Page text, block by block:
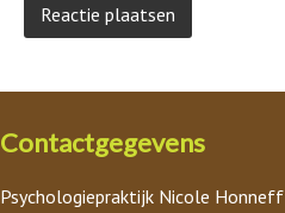
Contactgegevens
Psychologiepraktijk Nicole Honneff